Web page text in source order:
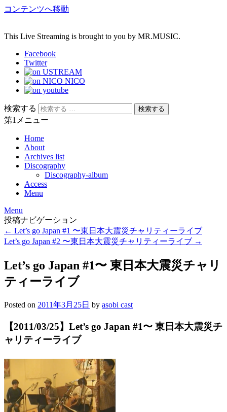
コンテンツへ移動
This Live Streaming is brought to you by MR.MUSIC.
Facebook
Twitter
検索する
第1メニュー
Home
About
Archives list
Discography
Discography-album
Access
Menu
Menu
投稿ナビゲーション
← Let’s go Japan #1 〜東日本大震災チャリティーライブ
Let’s go Japan #2 〜東日本大震災チャリティーライブ →
Let’s go Japan #1〜 東日本大震災チャリ
ティーライブ
Posted on 2011年3月25日 by asobi cast
【2011/03/25】Let’s go Japan #1〜 東日本大震災チ
ャリティーライブ